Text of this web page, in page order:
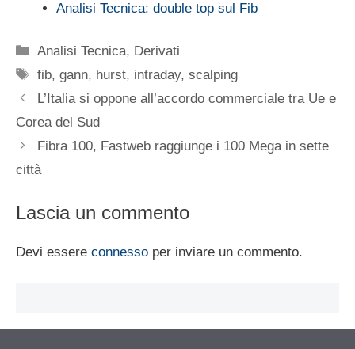
Analisi Tecnica: double top sul Fib
Categorie
Analisi Tecnica, Derivati
Tag
fib,gann, hurst, intraday,scalping
L’Italia si oppone all’accordo commerciale tra Ue e
Corea del Sud
Fibra 100, Fastweb raggiunge i 100 Mega in sette
città
Lascia un commento
Devi essere connesso per inviare un commento.